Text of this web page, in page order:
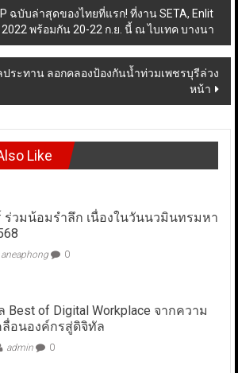
ฉบับล่าสุดของไทยที่แรก! ที่งาน SETA, Enlit
พร้อมกัน 20-22 ก.ย. นี้ ณ ไบเทค บางนา
ระทาน ลอกคลองป้องกันน้ำท่วมเพชรบุรีล่วง
หน้า
Like
ร่วมน้อมรำลึก เนื่องในวันนวมินทรมหา
aneaphong 0
Best of Digital Workplace จากความ
ลื่อนองค์กรสู่ดิจิทัล
admin 0